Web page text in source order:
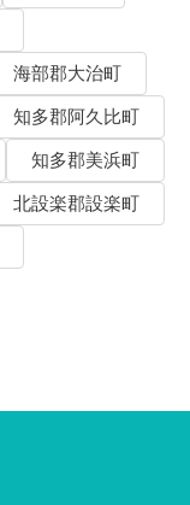
海部郡大治町
知多郡阿久比町
知多郡美浜町
北設楽郡設楽町